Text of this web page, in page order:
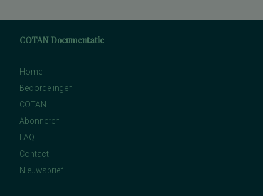
COTAN Documentatie
Home
Beoordelingen
COTAN
Abonneren
FAQ
Contact
Nieuwsbrief